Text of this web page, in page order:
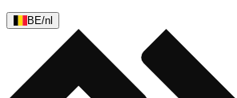
BE/nl